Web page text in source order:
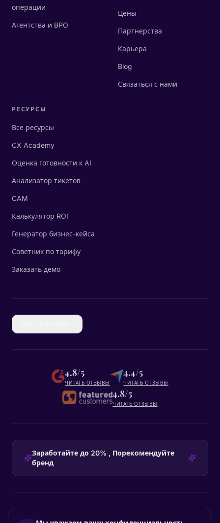
операции
Агентства и BPO
Цены
Партнерства
Карьера
Blog
Связаться с нами
РЕСУРСЫ
Все ресурсы
CX Academy
Оценка готовности к AI
Анализатор тикетов
CAM
Калькулятор ROI
Генератор бизнес-кейса
Советник по тарифу
Заказать демо
4.8/5
ЧИТАТЬ ОТЗЫВЫ
4.4/5
ЧИТАТЬ ОТЗЫВЫ
4.8/5
ЧИТАТЬ ОТЗЫВЫ
Заработайте до 20% , Порекомендуйте
бренд